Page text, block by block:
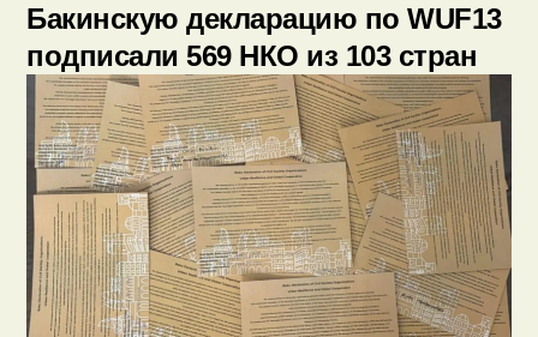
Бакинскую декларацию по WUF13
подписали 569 НКО из 103 стран